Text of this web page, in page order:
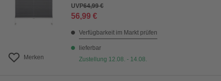
Merken
UVP64,99 €
56,99 €
Verfügbarkeit im Markt prüfen
lieferbar
Zustellung 12.08. - 14.08.